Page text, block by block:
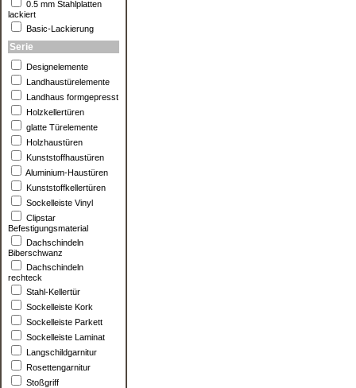
0.5 mm Stahlplatten
lackiert
Basic-Lackierung
Serie
Designelemente
Landhaustürelemente
Landhaus formgepresst
Holzkellertüren
glatte Türelemente
Holzhaustüren
Kunststoffhaustüren
Aluminium-Haustüren
Kunststoffkellertüren
Sockelleiste Vinyl
Clipstar
Befestigungsmaterial
Dachschindeln
Biberschwanz
Dachschindeln
rechteck
Stahl-Kellertür
Sockelleiste Kork
Sockelleiste Parkett
Sockelleiste Laminat
Langschildgarnitur
Rosettengarnitur
Stoßgriff